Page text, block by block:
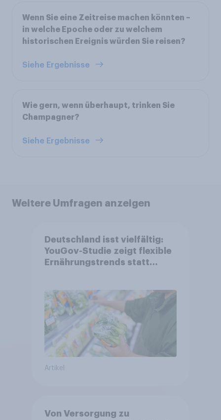
Wenn Sie eine Zeitreise machen könnten –
in welche Epoche oder zu welchem
historischen Ereignis würden Sie reisen?
Siehe Ergebnisse
Wie gern, wenn überhaupt, trinken Sie
Champagner?
Siehe Ergebnisse
Weitere Umfragen anzeigen
Deutschland isst vielfältig:
YouGov-Studie zeigt flexible
Ernährungstrends statt
Artikel
Von Versorgung zu